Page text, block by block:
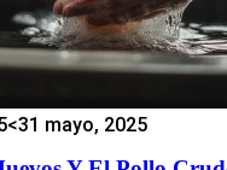
<31 mayo, 2025